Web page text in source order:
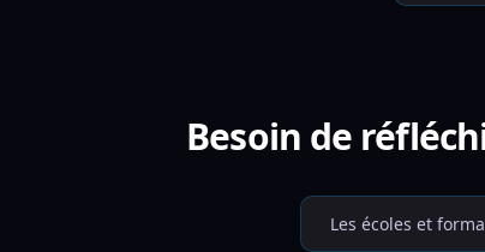
Besoin de
Les écoles et